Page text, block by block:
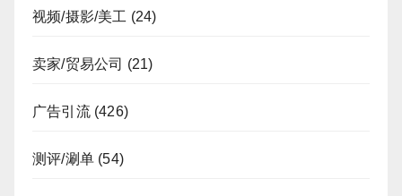
视频/摄影/美工 (24)
卖家/贸易公司 (21)
广告引流(426)
测评/涮单 (54)